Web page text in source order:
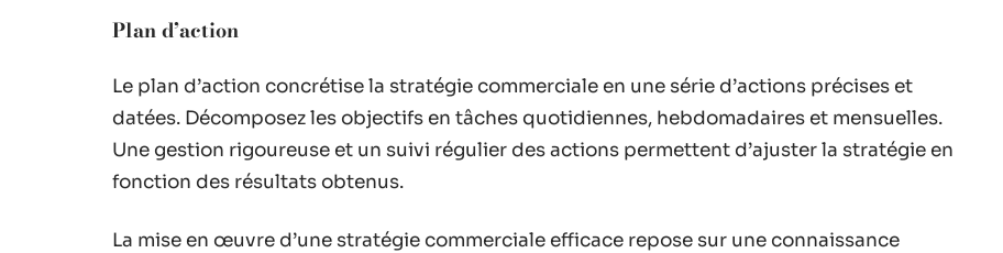
Plan d’action
Le plan d’action concrétise la stratégie commerciale en une série d’actions précises et
datées. Décomposez les objectifs en tâches quotidiennes, hebdomadaires et mensuelles.
Une gestion rigoureuse et un suivi régulier des actions permettent d’ajuster la stratégie en
fonction des résultats obtenus.
La mise en œuvre d’une stratégie commerciale efficace repose sur une connaissance